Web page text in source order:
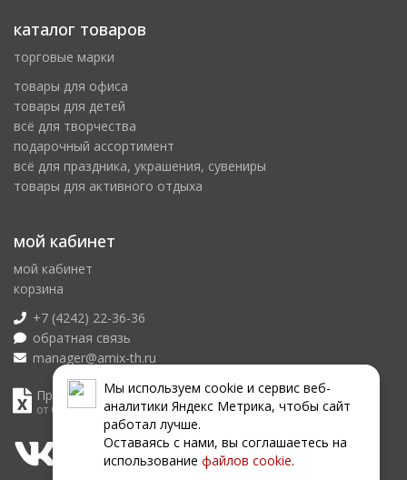
Мы используем сookie и сервис веб-
аналитики Яндекс Метрика, чтобы сайт
работал лучше.
Оставаясь с нами, вы соглашаетесь на
использование файлов сookie.
каталог товаров
торговые марки
товары для офиса
товары для детей
всё для творчества
подарочный ассортимент
всё для праздника, украшения, сувениры
товары для активного отдыха
мой кабинет
мой кабинет
корзина
+7 (4242) 22-36-36
обратная связь
manager@amix-th.ru
Прайс лист
от 07.08.2026